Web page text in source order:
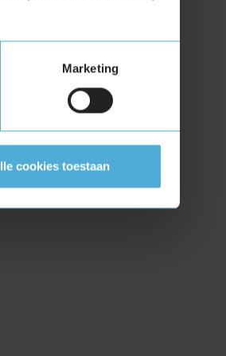
Marketing
cookies toestaan